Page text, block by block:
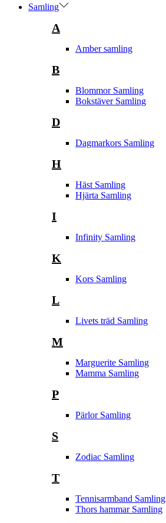
Samling
A
Amber samling
B
Blommor Samling
Bokstäver Samling
D
Dagmarkors Samling
H
Häst Samling
Hjärta Samling
I
Infinity Samling
K
Kors Samling
L
Livets träd Samling
M
Marguerite Samling
Mamma Samling
P
Pärlor Samling
S
Zodiac Samling
T
Tennisarmband Samling
Thors hammar Samling